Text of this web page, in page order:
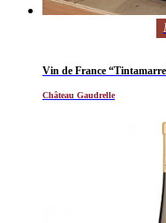
Vin de France
Château Gaudrelle